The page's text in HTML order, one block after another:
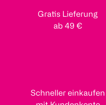
Gratis Lieferung
ab 49 €
Schneller einkaufen